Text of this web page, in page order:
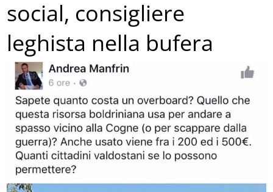
social, consigliere
leghista nella bufera